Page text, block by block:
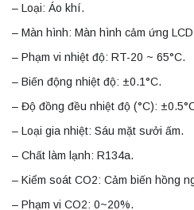
– Loại: Áo khí.
– Màn hình: Màn hình cảm ứng
– Phạm vi nhiệt độ: RT-20 ~ 65°C.
– Biến động nhiệt độ: ±0.1°C.
– Độ đồng đều nhiệt độ (°C):
– Loại gia nhiệt: Sáu mặt sưởi ấm.
– Chất làm lạnh: R134a.
– Kiểm soát CO2: Cảm biến hồng
– Phạm vi CO2: 0~20%.